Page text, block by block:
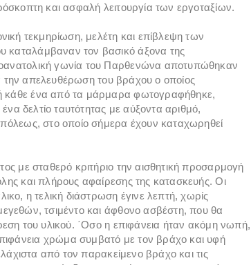
και ασφαλή λειτουργία των εργοταξίων.
τεκμηρίωση, μελέτη και επίβλεψη των
τον βασικό άξονα της
γωνία του Παρθενώνα αποτυπώθηκαν
την απελευθέρωση του βράχου ο οποίος
κάθε ένα από τα μάρμαρα φωτογραφήθηκε,
δελτίο ταυτότητας με αύξοντα αριθμό,
στο οποίο σήμερα έχουν καταχωρηθεί
με σταθερό κριτήριο την αισθητική προσαρμογή
και πλήρους αφαίρεσης της κατασκευής. Οι
η τελική διάστρωση έγινε λεπτή, χωρίς
τσιμέντο και άφθονο ασβέστη, που θα
του υλικού. ΄Οσο η επιφάνεια ήταν ακόμη νωπή,
χρώμα συμβατό με τον βράχο και υφή
από τον παρακείμενο βράχο και τις